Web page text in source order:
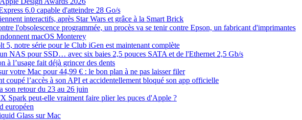
6.0 capable d'atteindre 28 Go/s
interactifs, après Star Wars et grâce à la Smart Brick
l'obsolescence programmée, un procès va se tenir contre Epson, un fabricant d'imprimantes
macOS Monterey
5, notre série pour le Club iGen est maintenant complète
NAS pour SSD… avec six baies 2,5 pouces SATA et de l'Ethernet 2,5 Gb/s
à l’usage fait déjà grincer des dents
votre Mac pour 44,99 € : le bon plan à ne pas laisser filer
coupé l’accès à son API et accidentellement bloqué son app officielle
son retour du 23 au 26 juin
Spark peut-elle vraiment faire plier les puces d'Apple ?
européen
Glass sur Mac